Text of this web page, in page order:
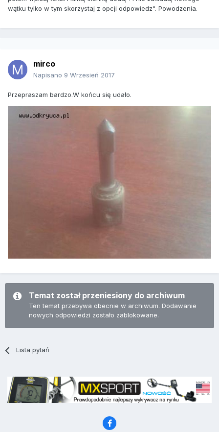
wątku tylko w tym skorzystaj z opcji odpowiedz". Powodzenia.
mirco
Napisano 9 Wrzesień 2017
Przepraszam bardzo.W końcu się udało.
Temat został przeniesiony do archiwum
Ten temat przebywa obecnie w archiwum. Dodawanie
nowych odpowiedzi zostało zablokowane.
Lista pytań